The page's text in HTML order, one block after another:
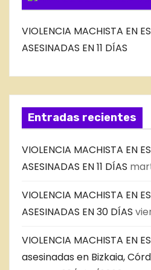
VIOLENCIA MACHISTA EN
ASESINADAS EN 11 DÍAS
Entradas recientes
VIOLENCIA MACHISTA EN
ASESINADAS EN 11 DÍAS
VIOLENCIA MACHISTA EN
ASESINADAS EN 30 DÍAS
VIOLENCIA MACHISTA EN
asesinadas en Bizkaia,